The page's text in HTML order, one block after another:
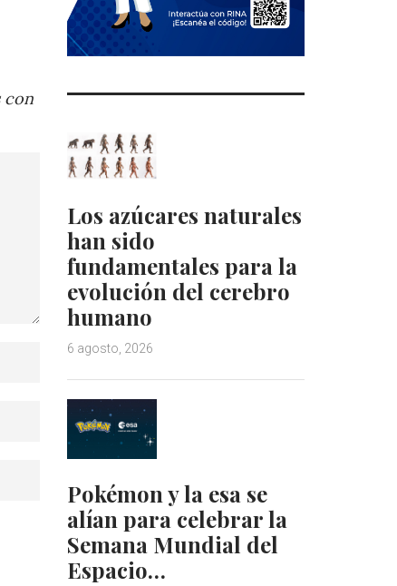
con
Los azúcares naturales
han sido
fundamentales para la
evolución del cerebro
humano
6 agosto, 2026
Pokémon y la esa se
alían para celebrar la
Semana Mundial del
Espacio…